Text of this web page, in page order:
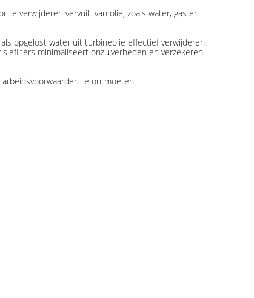
verwijderen vervuilt van olie, zoals water, gas en
opgelost water uit turbineolie effectief verwijderen.
minimaliseert onzuiverheden en verzekeren
te ontmoeten.